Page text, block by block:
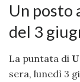
Un posto
del 3
La puntata di
sera, lunedì 3